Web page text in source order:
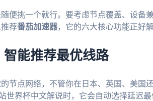
便挑一个就行。要考虑节点覆盖、设备
荐番茄加速器，它的六大核心功能正好
能推荐最优线路
节点网络，不管你在日本、英国、美国
世界杯中文解说时，它会自动选择延迟